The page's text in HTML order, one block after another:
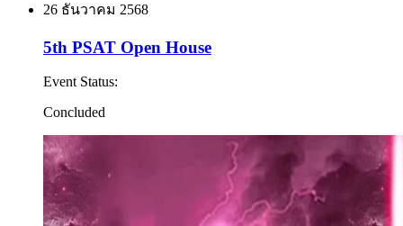
26 ธันวาคม 2568
5th PSAT Open House
Event Status:
Concluded